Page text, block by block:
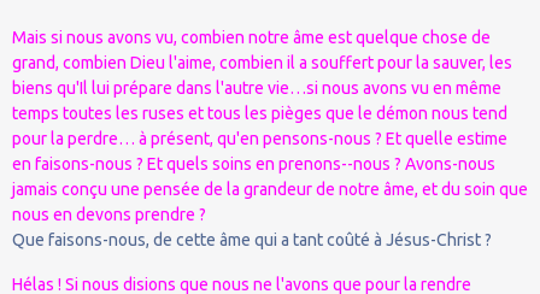
Mais si nous avons vu, combien notre âme est quelque chose de
grand, combien Dieu l'aime, combien il a souffert pour la sauver, les
biens qu'Il lui prépare dans l'autre vie…si nous avons vu en même
temps toutes les ruses et tous les pièges que le démon nous tend
pour la perdre… à présent, qu'en pensons-nous ? Et quelle estime
en faisons-nous ? Et quels soins en prenons--nous ? Avons-nous
jamais conçu une pensée de la grandeur de notre âme, et du soin que
nous en devons prendre ?
Que faisons-nous, de cette âme qui a tant coûté à Jésus-Christ ?
Hélas ! Si nous disions que nous ne l'avons que pour la rendre